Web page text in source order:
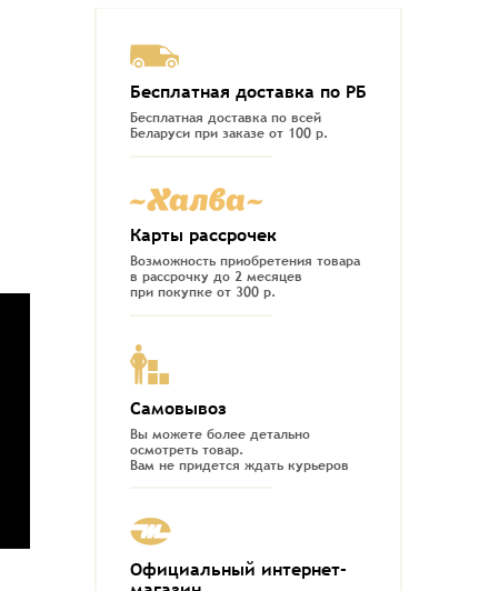
Бесплатная доставка по РБ
Бесплатная доставка по всей
Беларуси при заказе от 100 р.
Карты рассрочек
Возможность приобретения товара
в рассрочку до 2 месяцев
при покупке от 300 р.
Самовывоз
Вы можете более детально
осмотреть товар.
Вам не придется ждать курьеров
Официальный интернет-